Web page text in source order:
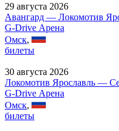
29 августа 2026
Авангард — Локомотив
G-Drive Арена
Омск,
билеты
30 августа 2026
Локомотив Ярославль —
G-Drive Арена
Омск,
билеты